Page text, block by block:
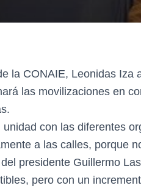
la CONAIE, Leonidas Iza
las movilizaciones en
unidad con las diferentes
a las calles, porque
presidente Guillermo
pero con un